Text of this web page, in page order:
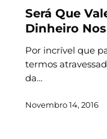
Será Que
Dinheiro
Por incrível que
termos
da…
Novembro 14, 2016